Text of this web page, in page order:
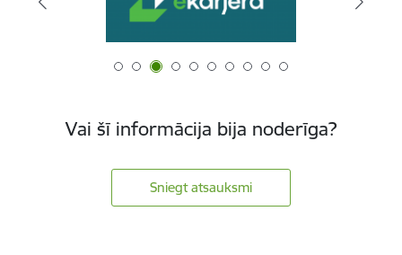
Vai šī informācija bija noderīga?
Sniegt atsauksmi